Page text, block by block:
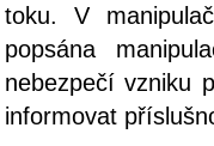
toku. V
popsána
nebezpečí vzniku
informovat